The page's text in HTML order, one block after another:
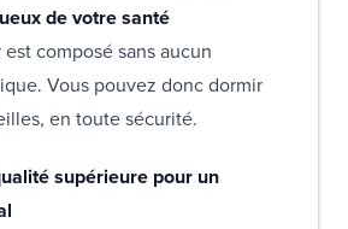
de votre santé
composé sans aucun
Vous pouvez donc dormir
en toute sécurité.
supérieure pour un